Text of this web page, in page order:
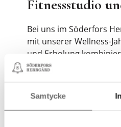
Samtycke
Fitnessstudio
Bei uns im Söderfors
mit unserer Wellness-
und Erholung
die in einer ruhigen und
Körper und Geist
Wählen Sie zwischen: